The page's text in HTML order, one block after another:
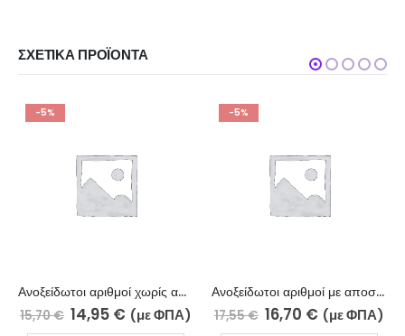
ΣΧΕΤΙΚΆ ΠΡΟΪΌΝΤΑ
-5%
Ανοξείδωτοι αριθμοί χωρίς αποστάτη μαύρο 120-7
15,70€ 14,95 € (με ΦΠΑ)
-5%
Ανοξείδωτοι αριθμοί με αποστάτη μαύρο 120-7Α
17,55€ 16,70 € (με ΦΠΑ)